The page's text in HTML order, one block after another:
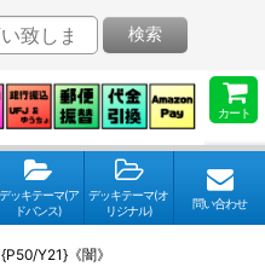
カート
検索
デッキテーマ(ア
ドバンス)
デッキテーマ(オ
リジナル)
問い合わせ
Y21}《闇》